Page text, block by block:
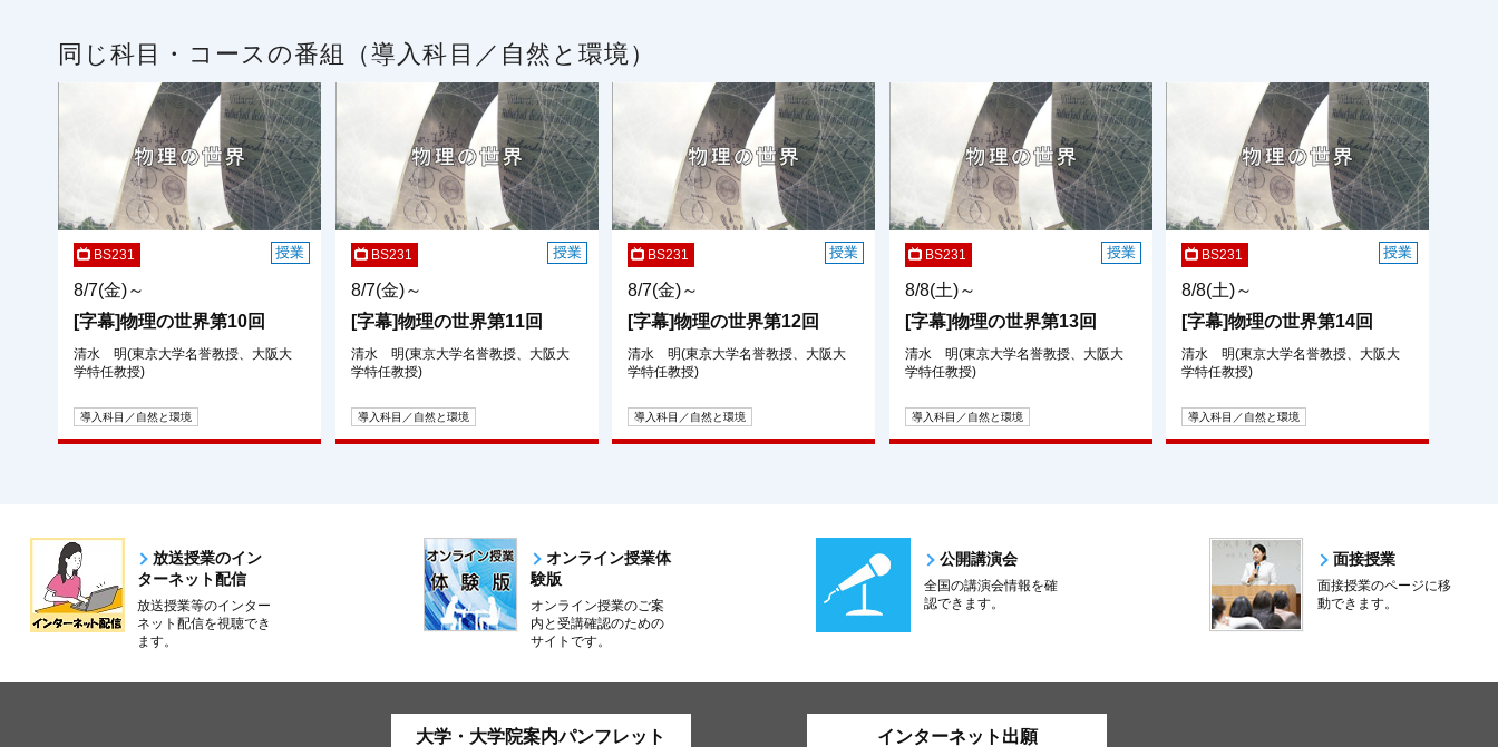
同じ科目・コースの番組（導入科目／自然と環境）
BS231 授業
8/7(金)～
[字幕]物理の世界第10回
清水 明(東京大学名誉教授、大阪大
学特任教授)
導入科目／自然と環境
BS231 授業
8/7(金)～
[字幕]物理の世界第11回
清水 明(東京大学名誉教授、大阪大
学特任教授)
導入科目／自然と環境
BS231 授業
8/7(金)～
[字幕]物理の世界第12回
清水 明(東京大学名誉教授、大阪大
学特任教授)
導入科目／自然と環境
BS231 授業
8/8(土)～
[字幕]物理の世界第13回
清水 明(東京大学名誉教授、大阪大
学特任教授)
導入科目／自然と環境
BS231 授業
8/8(土)～
[字幕]物理の世界第14回
清水 明(東京大学名誉教授、大阪大
学特任教授)
導入科目／自然と環境
放送授業のイン
ターネット配信
放送授業等のインター
ネット配信を視聴でき
ます。
オンライン授業体
験版
オンライン授業のご案
内と受講確認のための
サイトです。
公開講演会
全国の講演会情報を確
認できます。
面接授業
面接授業のページに移
動できます。
大学・大学院案内パンフレット インターネット出願